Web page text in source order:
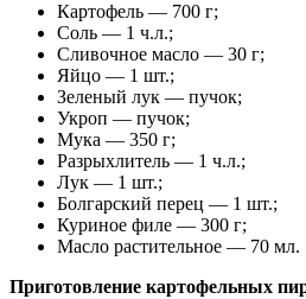
Картофель — 700 г;
Соль — 1 ч.л.;
Сливочное масло — 30 г;
Яйцо — 1 шт.;
Зеленый лук — пучок;
Укроп — пучок;
Мука — 350 г;
Разрыхлитель — 1 ч.л.;
Лук — 1 шт.;
Болгарский перец — 1 шт.;
Куриное филе — 300 г;
Масло растительное — 70 мл.
Приготовление картофельных